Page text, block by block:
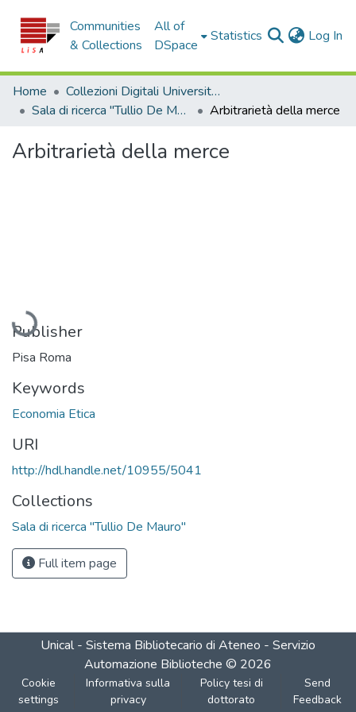
Communities
& Collections
All of
DSpace
Statistics Log In
Home
Collezioni Digitali Università della Calabria
Sala di ricerca "Tullio De Mauro"
Arbitrarietà della merce
Arbitrarietà della merce
Loading...
Publisher
Pisa Roma
Keywords
Economia Etica
URI
http://hdl.handle.net/10955/5041
Collections
Sala di ricerca "Tullio De Mauro"
Full item page
Unical - Sistema Bibliotecario di Ateneo - Servizio
Automazione Biblioteche © 2026
Cookie
settings
Informativa sulla
privacy
Policy tesi di
dottorato
Send
Feedback